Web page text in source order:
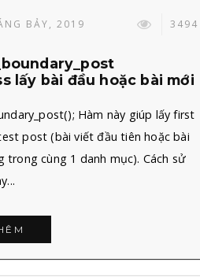
BẢY, 2019 3494
lấy bài đầu hoặc bài mới
Hàm này giúp lấy first
post (bài viết đầu tiên hoặc bài
trong cùng 1 danh mục). Cách sử